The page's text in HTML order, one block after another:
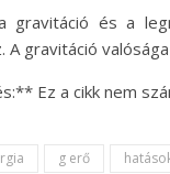
gravitáció és a
A gravitáció
Ez a cikk nem
g erő